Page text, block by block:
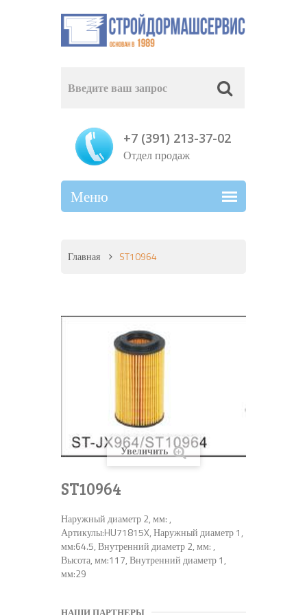
+7 (391) 213-37-02
Отдел продаж
Главная ST10964
Увеличить
ST10964
Наружный диаметр 2, мм: ,
Артикулы:HU71815X, Наружный диаметр 1,
мм:64.5, Внутренний диаметр 2, мм: ,
Высота, мм:117, Внутренний диаметр 1,
мм:29